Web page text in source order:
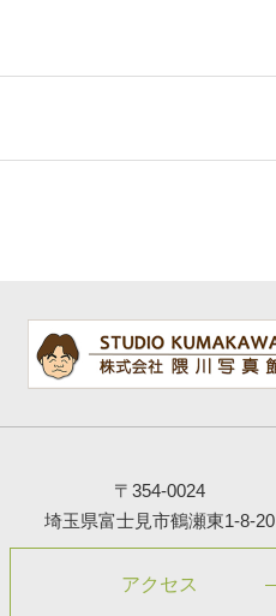
〒354-0024
埼玉県富士見市鶴瀬東1-8-20
アクセス